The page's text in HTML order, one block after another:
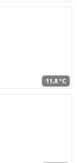
11,8 °C